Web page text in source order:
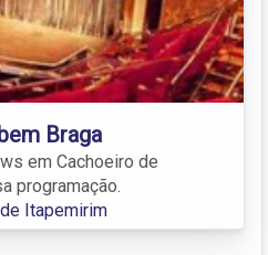
Braga
em Cachoeiro de
programação.
Itapemirim